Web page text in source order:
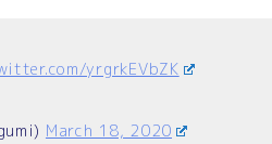
yrgrkEVbZK
March 18, 2020